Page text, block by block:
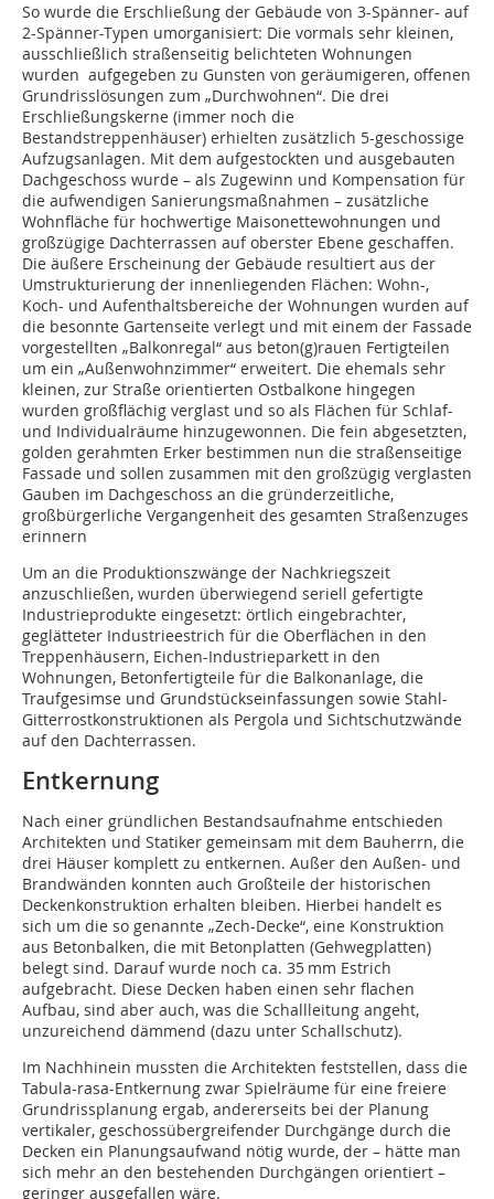
So wurde die Erschließung der Gebäude von 3-Spänner- auf
2-Spänner-Typen umorganisiert: Die vormals sehr kleinen,
ausschließlich straßenseitig belichteten Wohnungen
wurden aufgegeben zu Gunsten von geräumigeren, offenen
Grundrisslösungen zum „Durchwohnen“. Die drei
Erschließungskerne (immer noch die
Bestandstreppenhäuser) erhielten zusätzlich 5-geschossige
Aufzugsanlagen. Mit dem aufgestockten und ausgebauten
Dachgeschoss wurde – als Zugewinn und Kompensation für
die aufwendigen Sanierungsmaßnahmen – zusätzliche
Wohnfläche für hochwertige Maisonettewohnungen und
großzügige Dachterrassen auf oberster Ebene geschaffen.
Die äußere Erscheinung der Gebäude resultiert aus der
Umstrukturierung der innenliegenden Flächen: Wohn-,
Koch- und Aufenthaltsbereiche der Wohnungen wurden auf
die besonnte Gartenseite verlegt und mit einem der Fassade
vorgestellten „Balkonregal“ aus beton(g)rauen Fertigteilen
um ein „Außenwohnzimmer“ erweitert. Die ehemals sehr
kleinen, zur Straße orientierten Ostbalkone hingegen
wurden großflächig verglast und so als Flächen für Schlaf-
und Individualräume hinzugewonnen. Die fein abgesetzten,
golden gerahmten Erker bestimmen nun die straßenseitige
Fassade und sollen zusammen mit den großzügig verglasten
Gauben im Dachgeschoss an die gründerzeitliche,
großbürgerliche Vergangenheit des gesamten Straßenzuges
erinnern
Um an die Produktionszwänge der Nachkriegszeit
anzuschließen, wurden überwiegend seriell gefertigte
Industrieprodukte eingesetzt: örtlich eingebrachter,
geglätteter Industrieestrich für die Oberflächen in den
Treppenhäusern, Eichen-Industrieparkett in den
Wohnungen, Betonfertigteile für die Balkonanlage, die
Traufgesimse und Grundstückseinfassungen sowie Stahl-
Gitterrostkonstruktionen als Pergola und Sichtschutzwände
auf den Dachterrassen.
Entkernung
Nach einer gründlichen Bestandsaufnahme entschieden
Architekten und Statiker gemeinsam mit dem Bauherrn, die
drei Häuser komplett zu entkernen. Außer den Außen- und
Brandwänden konnten auch Großteile der historischen
Deckenkonstruktion erhalten bleiben. Hierbei handelt es
sich um die so genannte „Zech-Decke“, eine Konstruktion
aus Betonbalken, die mit Betonplatten (Gehwegplatten)
belegt sind. Darauf wurde noch ca. 35 mm Estrich
aufgebracht. Diese Decken haben einen sehr flachen
Aufbau, sind aber auch, was die Schallleitung angeht,
unzureichend dämmend (dazu unter Schallschutz).
Im Nachhinein mussten die Architekten feststellen, dass die
Tabula-rasa-Entkernung zwar Spielräume für eine freiere
Grundrissplanung ergab, andererseits bei der Planung
vertikaler, geschossübergreifender Durchgänge durch die
Decken ein Planungsaufwand nötig wurde, der – hätte man
sich mehr an den bestehenden Durchgängen orientiert –
geringer ausgefallen wäre.